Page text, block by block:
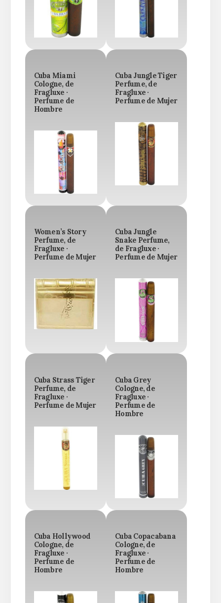
Cuba Miami
Cologne, de
Fragluxe ·
Perfume de
Hombre
Cuba Jungle Tiger
Perfume, de
Fragluxe ·
Perfume de Mujer
Women’s Story
Perfume, de
Fragluxe ·
Perfume de Mujer
Cuba Jungle
Snake Perfume,
de Fragluxe ·
Perfume de Mujer
Cuba Strass Tiger
Perfume, de
Fragluxe ·
Perfume de Mujer
Cuba Grey
Cologne, de
Fragluxe ·
Perfume de
Hombre
Cuba Hollywood
Cologne, de
Fragluxe ·
Perfume de
Hombre
Cuba Copacabana
Cologne, de
Fragluxe ·
Perfume de
Hombre